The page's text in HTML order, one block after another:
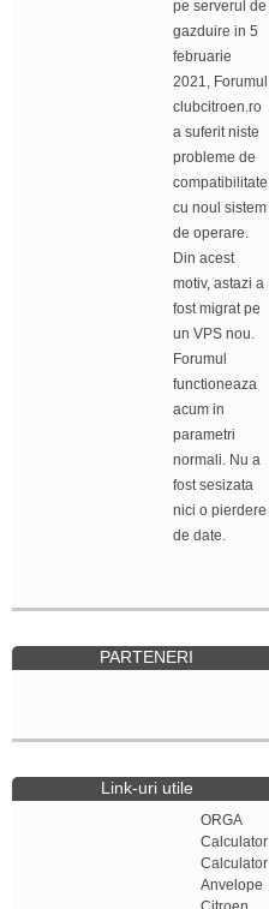
pe serverul de
gazduire in 5
februarie
2021, Forumul
clubcitroen.ro
a suferit niste
probleme de
compatibilitate
cu noul sistem
de operare.
Din acest
motiv, astazi a
fost migrat pe
un VPS nou.
Forumul
functioneaza
acum in
parametri
normali. Nu a
fost sesizata
nici o pierdere
de date.
PARTENERI
Link-uri utile
ORGA
Calculator
Calculator
Anvelope